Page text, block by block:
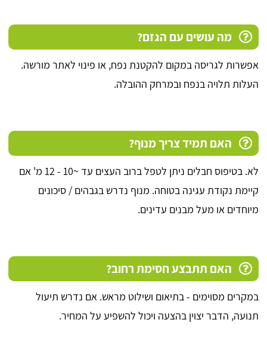
מה עושים עם הגזם?
אפשרות לגריסה במקום להקטנת נפח, או פינוי לאתר מורשה.
העלות תלויה בנפח ובמרחק ההובלה.
האם תמיד צריך מנוף?
לא. בטיפוס חבלים ניתן לטפל ברוב העצים עד ~10 - 12 מ' אם
קיימת נקודת עגינה בטוחה. מנוף נדרש בגבהים / סיכונים
מיוחדים או מעל מבנים עדינים.
האם תתבצע חסימת רחוב?
במקרים מסוימים - בתיאום ושילוט מראש. אם נדרש תיעול
תנועה, הדבר יצוין בהצעה ויכול להשפיע על המחיר.